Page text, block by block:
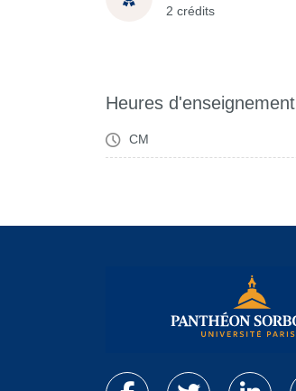
2 crédits
Heures d'enseignement
CM